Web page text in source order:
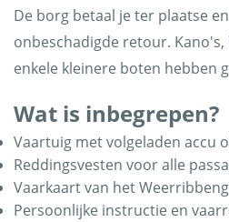
De borg betaal je ter plaatse
onbeschadigde retour. Kano's,
enkele kleinere boten hebben
Wat is inbegrepen?
Vaartuig met volgeladen accu
Reddingsvesten voor alle
Vaarkaart van het
Persoonlijke instructie en